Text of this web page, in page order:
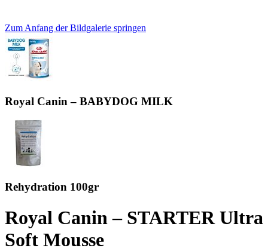
Zum Anfang der Bildgalerie springen
Royal Canin – BABYDOG MILK
Rehydration 100gr
Royal Canin – STARTER Ultra
Soft Mousse